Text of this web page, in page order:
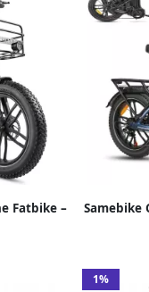
Fatbike –
36V
Inch
Samebike
13Ah
1%